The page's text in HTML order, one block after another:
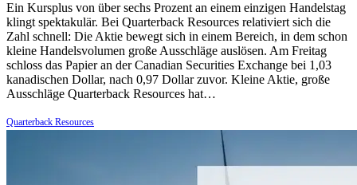
Ein Kursplus von über sechs Prozent an einem einzigen Handelstag
klingt spektakulär. Bei Quarterback Resources relativiert sich die
Zahl schnell: Die Aktie bewegt sich in einem Bereich, in dem schon
kleine Handelsvolumen große Ausschläge auslösen. Am Freitag
schloss das Papier an der Canadian Securities Exchange bei 1,03
kanadischen Dollar, nach 0,97 Dollar zuvor. Kleine Aktie, große
Ausschläge Quarterback Resources hat…
Quarterback Resources